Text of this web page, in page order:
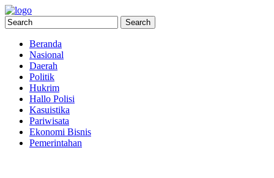
Beranda
Nasional
Daerah
Politik
Hukrim
Hallo Polisi
Kasuistika
Pariwisata
Ekonomi Bisnis
Pemerintahan